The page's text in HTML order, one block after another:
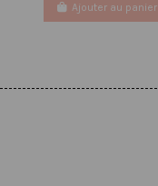
Ajouter au panier